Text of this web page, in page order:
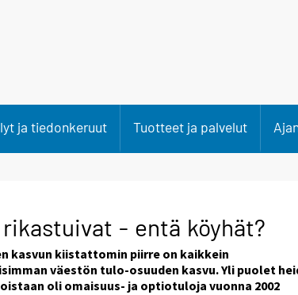
ja tiedonkeruut Tuotteet ja palvelut
- entä köyhät?
kasvun kiistattomin piirre on kaikkein
väestön tulo-osuuden kasvu. Yli puolet
oli omaisuus- ja optiotuloja vuonna 2002